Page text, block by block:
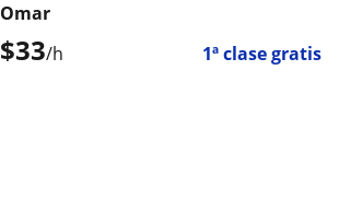
$33/h 1ª clase gratis
Omar